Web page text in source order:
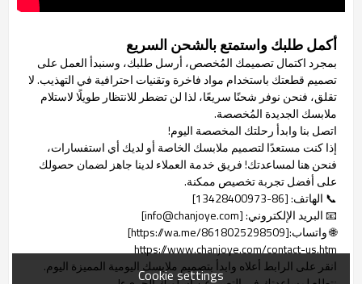
أكمل طلبك واستمتع بالشحن السريع
بمجرد اكتمال تصميمك المُخصص، أرسل طلبك، وسنبدأ العمل على
تصميم قطعتك باستخدام مواد فاخرة وتقنيات احترافية في التهذيب. لا
تقلق، فنحن نوفر شحنًا سريعًا، لذا لن تضطر للانتظار طويلًا لاستلام
ملابسك الجديدة المُخصصة.
اتصل بنا وابدأ رحلتك المخصصة اليوم!
إذا كنت مستعدًا لتصميم ملابسك الخاصة أو لديك أي استفسارات،
فنحن هنا لمساعدتك! فريق خدمة العملاء لدينا جاهز لضمان حصولك
على أفضل تجربة تخصيص ممكنة.
📞 الهاتف: [86-13428400973]
📧 البريد الإلكتروني: [info@chanjoye.com]
🌐 واتساب:[https://wa.me/8618025298509]
https://www.chanjoye.com/contact-us.htm
انقر على الرابط أعلاه وابدأ بتصميم ملابسك اليومية المميزة اليوم.
Cookie settings